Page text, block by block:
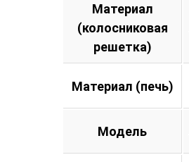
Материал
(колосниковая
решетка)
Материал (печь)
Модель